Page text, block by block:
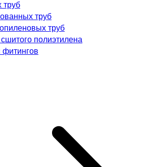
труб
труб
труб
полиэтилена